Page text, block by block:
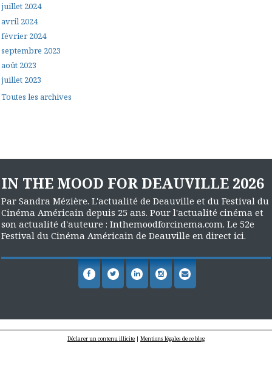
juillet 2024
avril 2024
février 2024
septembre 2023
août 2023
juillet 2023
Toutes les archives
IN THE MOOD FOR DEAUVILLE 2026
Par Sandra Mézière. L'actualité de Deauville et du Festival du
Cinéma Américain depuis 25 ans. Pour l'actualité cinéma et
son actualité d'auteure : Inthemoodforcinema.com. Le 52e
Festival du Cinéma Américain de Deauville en direct ici.
Déclarer un contenu illicite | Mentions légales de ce blog